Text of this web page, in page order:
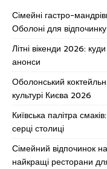
Сімейні гастро-
Оболоні для
Літні вікенди 2026:
анонси
Оболонський
культурі Києва 2026
Київська палітра
серці столиці
Сімейний відпочинок
найкращі ресторани